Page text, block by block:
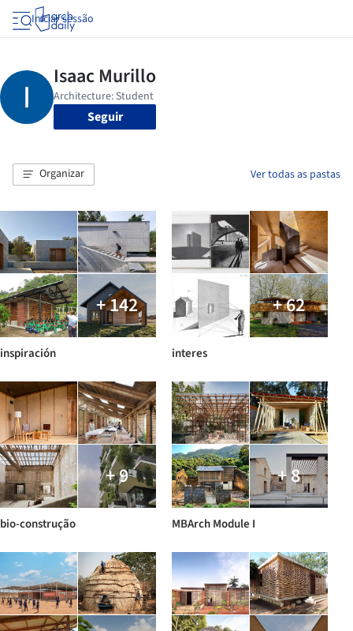
Iniciar sessão
Seguir
Organizar Ver todas as pastas
+ 142
inspiración
+ 62
interes
+ 9
bio-construção
+ 8
MBArch Module I